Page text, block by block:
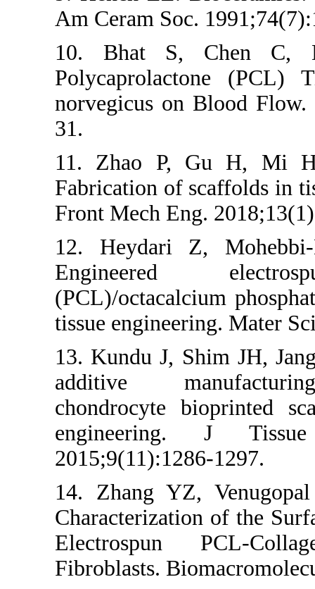
Am Ceram
10. Bhat
norvegicus
11. Zhao
Fabrication of
Front Mech
12.
(PCL)/
tissue
13. Kundu J,
additive
chondrocyte
14. Zhang
Fibroblasts.